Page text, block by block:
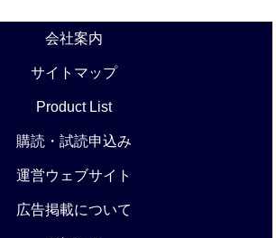
会社案内
サイトマップ
Product List
購読・試読申込み
運営ウェブサイト
広告掲載について